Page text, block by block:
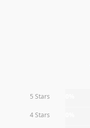
5 Stars
4 Stars